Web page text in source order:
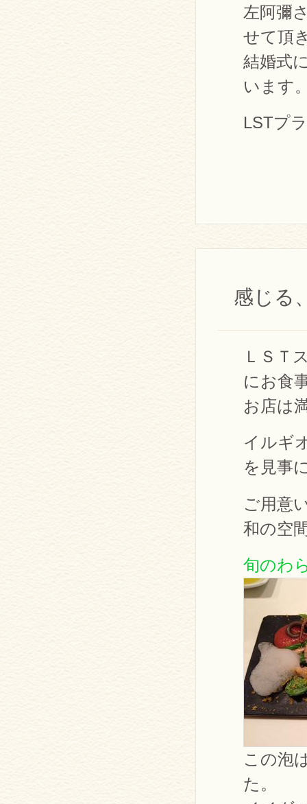
左阿彌
せて頂
結婚式
います
LSTプ
感じる
ＬＳＴ
にお食
お店は
イルギ
を見事
ご用意
和の空
旬のわ
この泡
た。